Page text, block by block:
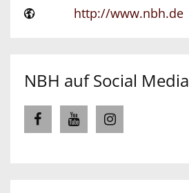
http://www.nbh.de
NBH auf Social Media